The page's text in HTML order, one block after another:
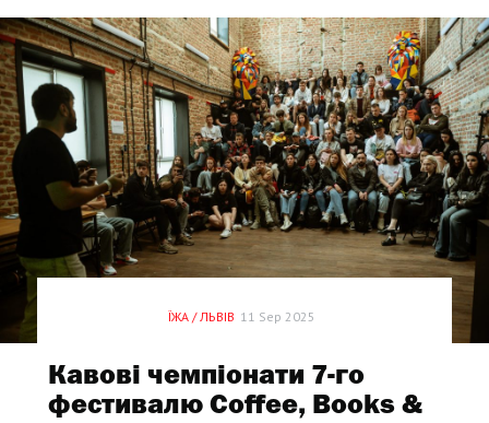
ПАРТНЕРСЬКИЙ МАТЕРІАЛ
ЇЖА / ЛЬВІВ 11 Sep 2025
Кавові чемпіонати 7-го
фестивалю Coffee, Books &